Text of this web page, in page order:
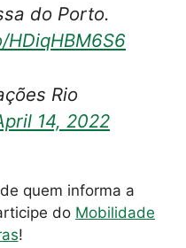
do Porto.
Rio
14, 2022
quem informa a
do Mobilidade
!